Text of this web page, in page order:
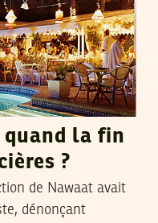
quand la fin
?
de Nawaat avait
dénonçant